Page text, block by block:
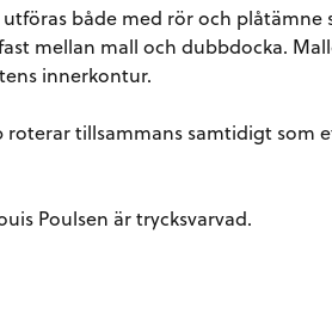
utföras både med rör och
mellan mall och dubbdocka.
innerkontur.
roterar tillsammans samtidigt som
Poulsen är trycksvarvad.